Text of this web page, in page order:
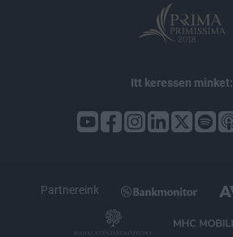
Itt keressen minket:
Partnereink